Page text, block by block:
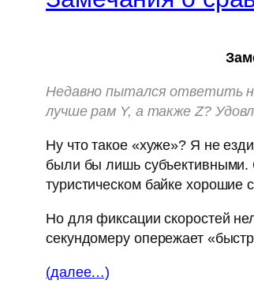
Недавно пытался ответить
лучше рам Y, а также Z?
Ну что такое «хуже»? Я не
были бы лишь субъективными.
туристическом байке хорошие
Но для фиксации скоростей
секундомеру опережает
(далее…)